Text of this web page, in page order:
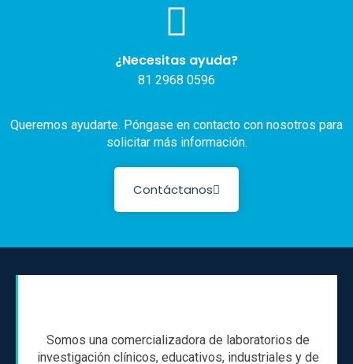
¿Necesitas ayuda?
81 2968 0596
Queremos ayudarte. Póngase en contacto con nosotros para
solicitar más información.
Contáctanos
Somos una comercializadora de laboratorios de
investigación clínicos, educativos, industriales y de